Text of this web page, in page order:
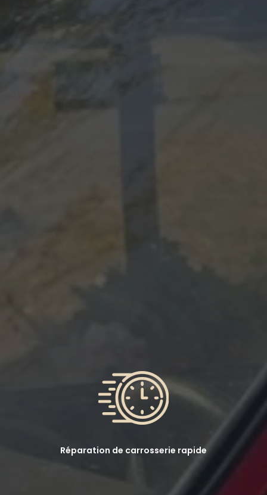
Réparation de carrosserie rapide